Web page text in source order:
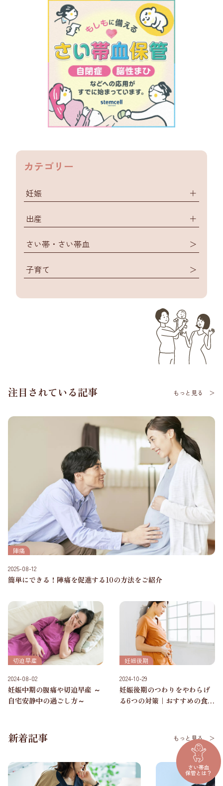
カテゴリー
妊娠 ＋
出産 ＋
さい帯・さい帯血 ＞
子育て ＞
注目されている記事 もっと見る ＞
陣痛
2025-08-12
簡単にできる！陣痛を促進する10の方法をご紹介
切迫早産
2024-08-02
妊娠中期の腹痛や切迫早産 ～
自宅安静中の過ごし方～
妊娠後期
2024-10-29
妊娠後期のつわりをやわらげ
る6つの対策｜おすすめの食事
新着記事 もっと見る ＞